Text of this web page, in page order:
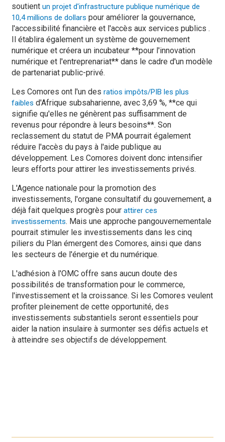
soutient un projet d'infrastructure publique numérique de
10,4 millions de dollars pour améliorer la gouvernance,
l'accessibilité financière et l'accès aux services publics .
Il établira également un système de gouvernement
numérique et créera un incubateur **pour l'innovation
numérique et l'entreprenariat** dans le cadre d'un modèle
de partenariat public-privé.
Les Comores ont l'un des ratios impôts/PIB les plus
faibles d'Afrique subsaharienne, avec 3,69 %, **ce qui
signifie qu'elles ne génèrent pas suffisamment de
revenus pour répondre à leurs besoins**. Son
reclassement du statut de PMA pourrait également
réduire l'accès du pays à l'aide publique au
développement. Les Comores doivent donc intensifier
leurs efforts pour attirer les investissements privés.
L'Agence nationale pour la promotion des
investissements, l'organe consultatif du gouvernement, a
déjà fait quelques progrès pour attirer ces
investissements. Mais une approche pangouvernementale
pourrait stimuler les investissements dans les cinq
piliers du Plan émergent des Comores, ainsi que dans
les secteurs de l'énergie et du numérique.
L'adhésion à l'OMC offre sans aucun doute des
possibilités de transformation pour le commerce,
l'investissement et la croissance. Si les Comores veulent
profiter pleinement de cette opportunité, des
investissements substantiels seront essentiels pour
aider la nation insulaire à surmonter ses défis actuels et
à atteindre ses objectifs de développement.